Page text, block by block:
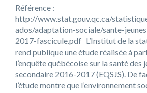
Référence :
http://www.stat.gouv.qc.ca/
ados/adaptation-sociale/sante-
2017-fascicule.pdf L’Institut de la
rend publique une étude réalisée à
l’enquête québécoise sur la santé des
secondaire 2016-2017 (EQSJS). De
l’étude montre que l’environnement